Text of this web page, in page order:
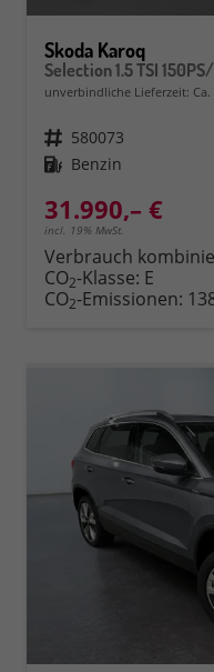
Skoda Karoq
Selection 1.5 TSI
unverbindliche Lieferzeit: Ca.
Fahrzeugnr. 580073
Kraftstoff Benzin
31.990,– €
incl. 19% MwSt.
Verbrauch
CO2-Klasse: E
CO2-Emissionen: